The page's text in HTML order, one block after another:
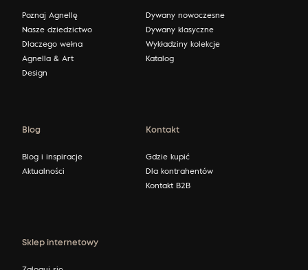
Poznaj Agnellę
Nasze dziedzictwo
Dlaczego wełna
Agnella & Art
Design
Dywany nowoczesne
Dywany klasyczne
Wykładziny kolekcje
Katalog
Blog
Blog i inspiracje
Aktualności
Kontakt
Gdzie kupić
Dla kontrahentów
Kontakt B2B
Sklep internetowy